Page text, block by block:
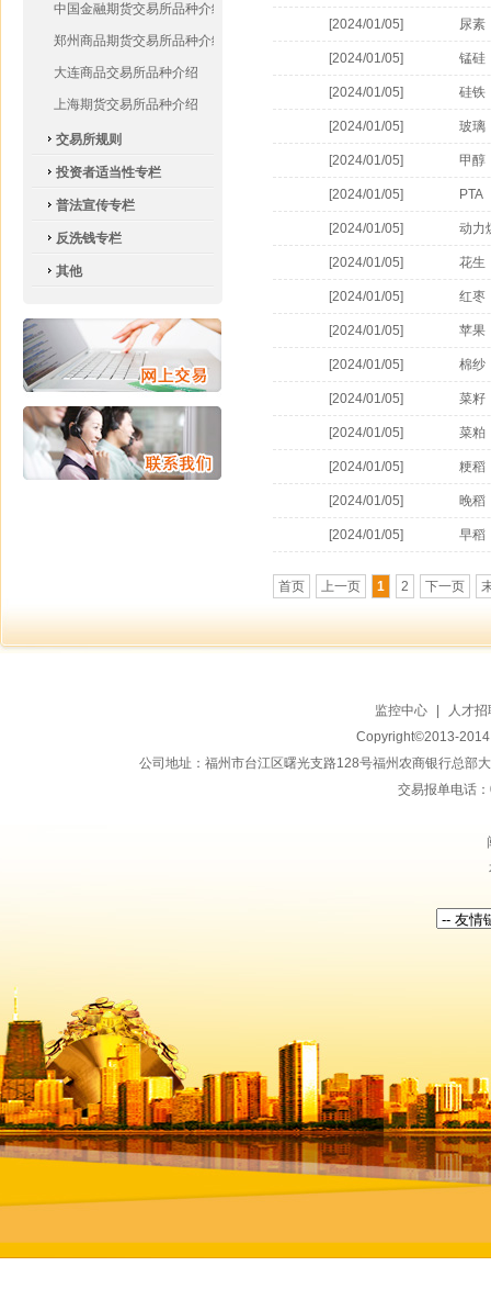
中国金融期货交易所品种介绍
郑州商品期货交易所品种介绍
大连商品交易所品种介绍
上海期货交易所品种介绍
交易所规则
投资者适当性专栏
普法宣传专栏
反洗钱专栏
其他
[2024/01/05] 尿素
[2024/01/05] 锰硅
[2024/01/05] 硅铁
[2024/01/05] 玻璃
[2024/01/05] 甲醇
[2024/01/05] PTA
[2024/01/05] 动力
[2024/01/05] 花生
[2024/01/05] 红枣
[2024/01/05] 苹果
[2024/01/05] 棉纱
[2024/01/05] 菜籽
[2024/01/05] 菜粕
[2024/01/05] 粳稻
[2024/01/05] 晚稻
[2024/01/05] 早稻
首页 上一页 1 2 下一页
监控中心
人才招
Copyright©2013-
公司地址：福州市台江区曙光支路128号福州农商银行总
交易报单电话